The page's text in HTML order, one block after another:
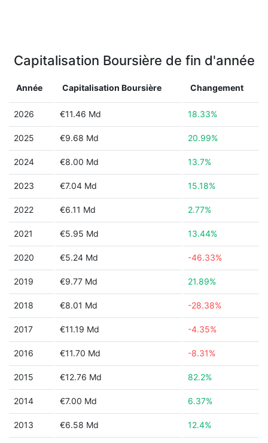
Capitalisation Boursière de fin d'année
Année Capitalisation Boursière Changement
2026 €11.46 Md 18.33%
2025 €9.68 Md 20.99%
2024 €8.00 Md 13.7%
2023 €7.04 Md 15.18%
2022 €6.11 Md 2.77%
2021 €5.95 Md 13.44%
2020 €5.24 Md -46.33%
2019 €9.77 Md 21.89%
2018 €8.01 Md -28.38%
2017 €11.19 Md -4.35%
2016 €11.70 Md -8.31%
2015 €12.76 Md 82.2%
2014 €7.00 Md 6.37%
2013 €6.58 Md 12.4%